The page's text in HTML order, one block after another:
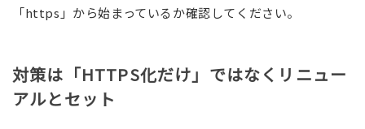
「https」から始まっているか確認してください。
対策は「HTTPS化だけ」ではなくリニュー
アルとセット